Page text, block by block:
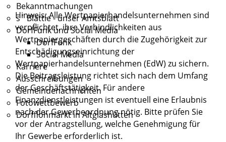
Bekanntmachungen
s´ Blättle - unser Amtsblatt
DorfFunk und Social Media
DorfFunk
Social Media
Karriere
Ausschreibungen
Gemeindenachrichten
Fotowettbewerb
Dorfflohmarkt in Altglashütten
Hinweis: Alle Wertpapierhandelsunternehmen sind
verpflichtet, ihre Verbindlichkeiten aus
Wertpapiergeschäften durch die Zugehörigkeit zur
Entschädigungseinrichtung der
Wertpapierhandelsunternehmen (EdW) zu sichern.
Die Beitragsleistung richtet sich nach dem Umfang
der Geschäftstätigkeit. Für andere
Finanzdienstleistungen ist eventuell eine Erlaubnis
nach der Gewerbeordnung nötig. Bitte prüfen Sie
vor der Antragstellung, welche Genehmigung für
Ihr Gewerbe erforderlich ist.